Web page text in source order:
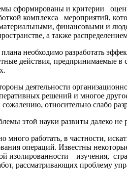
сформированы и критерии
комплекса мероприятий,
финансовыми и
а также
необходимо раз­работать
действия, предпринимаемые
деятельности
решений и многое
отно­сительно слабо
этой науки раз­виты далеко
много рабо­тать, в частности,
операций. Известны
изолированнос­ти изучения,
рассматривающих проблему